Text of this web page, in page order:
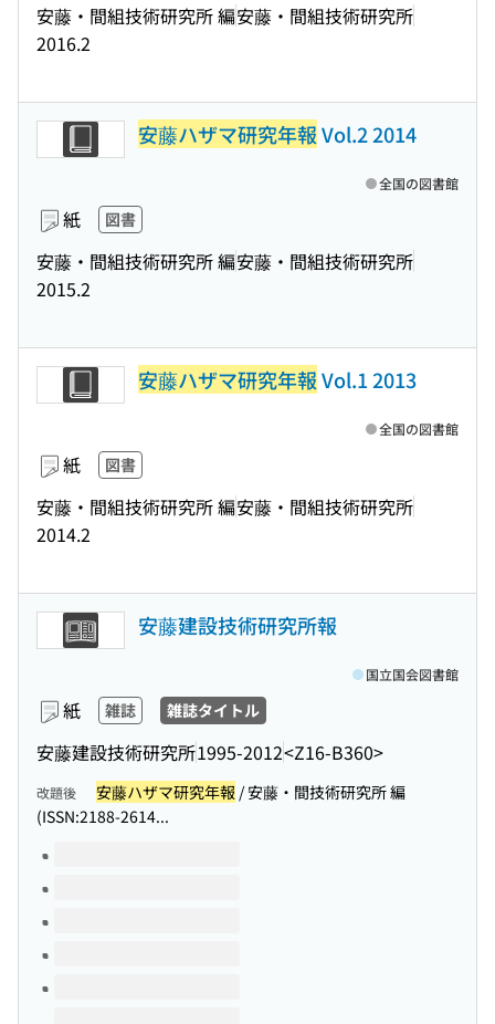
安藤・間組技術研究所 編安藤・間組技術研究所
2016.2
安藤ハザマ研究年報Vol.2 2014
紙 図書
安藤・間組技術研究所 編安藤・間組技術研究所
2015.2
全国の図書館
安藤ハザマ研究年報Vol.1 2013
紙 図書
安藤・間組技術研究所 編安藤・間組技術研究所
2014.2
全国の図書館
安藤建設技術研究所報
紙 雑誌 雑誌タイトル
安藤建設技術研究所1995-2012<Z16-B360>
国立国会図書館
改題後 安藤ハザマ研究年報 / 安藤・間技術研究所 編
(ISSN:2188-2614...
このタイトルの巻号